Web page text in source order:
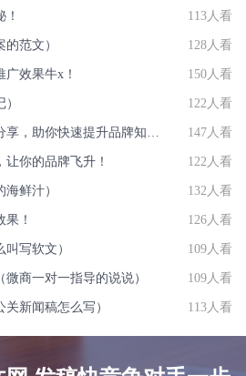
113人看
范文） 128人看
效果牛x！ 150人看
122人看
10大高效广告推广策略分享，助你快速提升品牌知名度 147人看
你的品牌飞升！ 122人看
鲜汁） 132人看
！ 126人看
写软文） 109人看
商一对一指导的说说） 109人看
新闻稿怎么写） 113人看